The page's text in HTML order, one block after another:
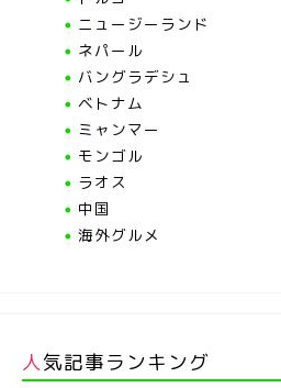
ニュージーランド
ネパール
バングラデシュ
ベトナム
ミャンマー
モンゴル
ラオス
中国
海外グルメ
人気記事ランキング